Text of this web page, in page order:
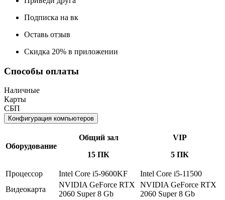
Подписка на вк
Оставь отзыв
Скидка 20% в приложении
Способы оплаты
Наличные
Карты
СБП
Конфигурация компьютеров
Оборудование
Общий зал
15 ПК
VIP
5 ПК
Процессор Intel Core i5-9600KF
Intel Core i5-11500
Видеокарта
NVIDIA GeForce RTX
2060 Super 8 Gb
NVIDIA GeForce RTX
2060 Super 8 Gb